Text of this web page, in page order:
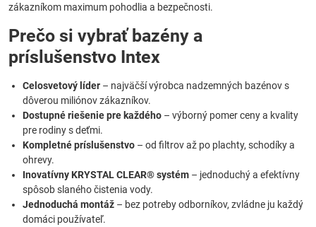
zákazníkom maximum pohodlia a bezpečnosti.
Prečo si vybrať bazény a
príslušenstvo Intex
Celosvetový líder – najväčší výrobca nadzemných bazénov s
dôverou miliónov zákazníkov.
Dostupné riešenie pre každého – výborný pomer ceny a kvality
pre rodiny s deťmi.
Kompletné príslušenstvo – od filtrov až po plachty, schodíky a
ohrevy.
Inovatívny KRYSTAL CLEAR® systém – jednoduchý a efektívny
spôsob slaného čistenia vody.
Jednoduchá montáž – bez potreby odborníkov, zvládne ju každý
domáci používateľ.